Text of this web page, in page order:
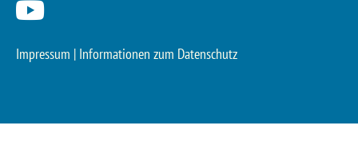
Impressum | Informationen zum Datenschutz